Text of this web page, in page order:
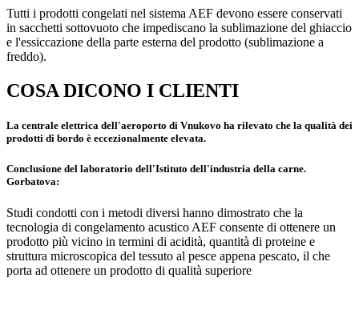
Tutti i prodotti congelati nel sistema AEF devono essere conservati
in sacchetti sottovuoto che impediscano la sublimazione del ghiaccio
e l'essiccazione della parte esterna del prodotto (sublimazione a
freddo).
COSA DICONO I CLIENTI
La centrale elettrica dell'aeroporto di Vnukovo ha rilevato che la qualità dei
prodotti di bordo è eccezionalmente elevata.
Conclusione del laboratorio dell'Istituto dell'industria della carne.
Gorbatova:
Studi condotti con i metodi diversi hanno dimostrato che la
tecnologia di congelamento acustico AEF consente di ottenere un
prodotto più vicino in termini di acidità, quantità di proteine e
struttura microscopica del tessuto al pesce appena pescato, il che
porta ad ottenere un prodotto di qualità superiore